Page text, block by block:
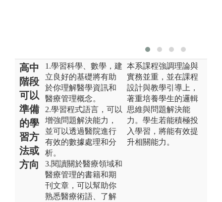
高中
階段
可以
準備
的學
習方
法或
方向
1.學習科學、數學，建
立良好的基礎將有助
於你理解醫學資訊和
醫療管理概念。
2.學習程式語言，可以
增強問題解決能力，
並可以透過醫院進行
有效的數據處理和分
析。
3.閱讀關於醫療領域和
醫療管理的書籍和期
刊文章，可以幫助你
熟悉醫療術語、了解
本系課程強調理論與
實務並重，並在課程
設計與教學引導上，
著重培養學生的邏輯
思維與問題解決能
力。學生若能積極投
入學習，將能有效提
升相關能力。